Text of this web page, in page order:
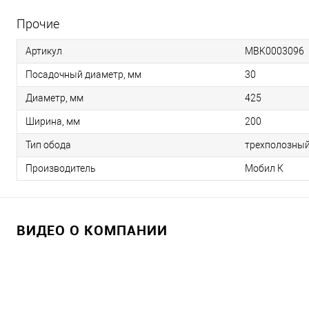
Прочие
Артикул MBK0003096
Посадочный диаметр, мм 30
Диаметр, мм 425
Ширина, мм 200
Тип обода
Производитель Мобил К
ВИДЕО О КОМПАНИИ